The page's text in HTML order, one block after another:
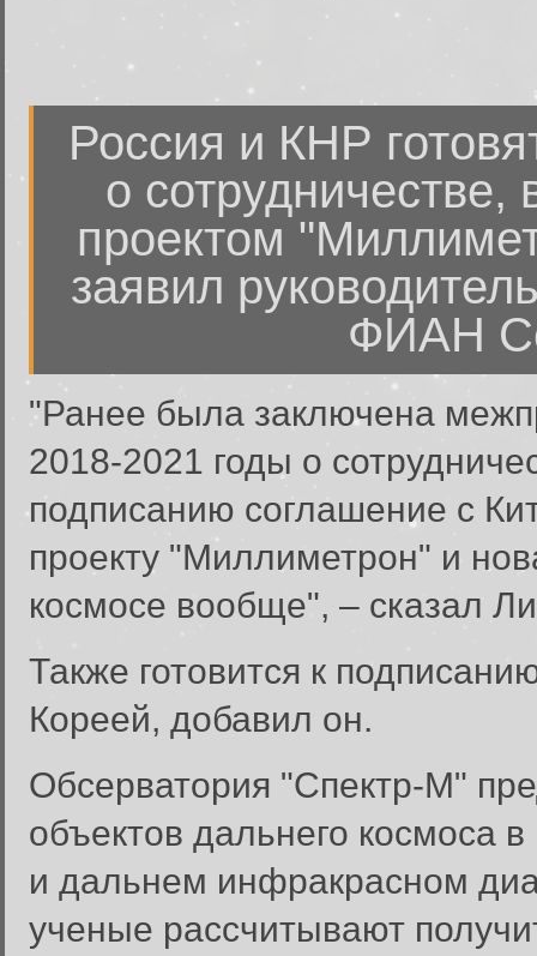
Россия и КНР
о
проектом
заявил
ФИАН
"Ранее была заключена
2018-2021 годы о
подписанию соглашение с
проекту "Миллиметрон" и
космосе вообще", – сказал
Также готовится к
Кореей, добавил он.
Обсерватория "Спектр-М"
объектов дальнего космоса
и дальнем инфракрасном
ученые рассчитывают
Вход в систему